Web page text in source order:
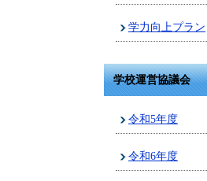
学力向上プラン
学校運営協議会
令和5年度
令和6年度